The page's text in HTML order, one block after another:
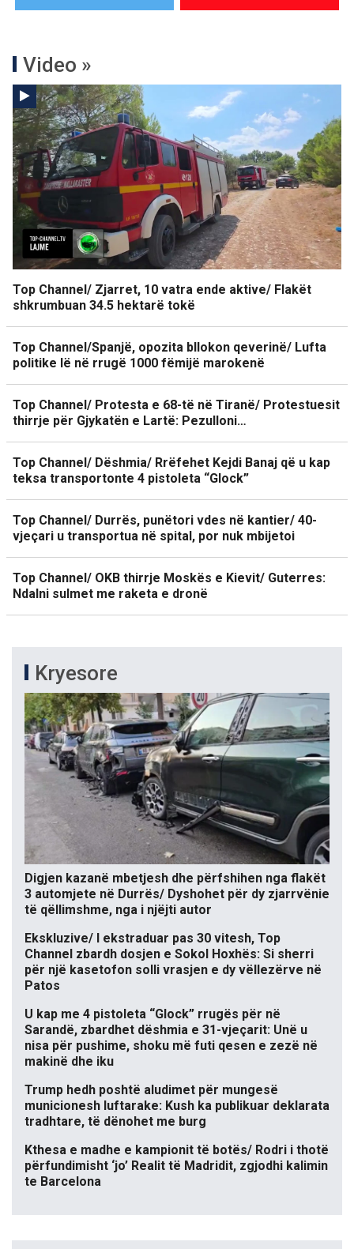
Video »
Top Channel/ Zjarret, 10 vatra ende aktive/ Flakët
shkrumbuan 34.5 hektarë tokë
Top Channel/Spanjë, opozita bllokon qeverinë/ Lufta
politike lë në rrugë 1000 fëmijë marokenë
Top Channel/ Protesta e 68-të në Tiranë/ Protestuesit
thirrje për Gjykatën e Lartë: Pezulloni…
Top Channel/ Dëshmia/ Rrëfehet Kejdi Banaj që u kap
teksa transportonte 4 pistoleta “Glock”
Top Channel/ Durrës, punëtori vdes në kantier/ 40-
vjeçari u transportua në spital, por nuk mbijetoi
Top Channel/ OKB thirrje Moskës e Kievit/ Guterres:
Ndalni sulmet me raketa e dronë
Kryesore
Digjen kazanë mbetjesh dhe përfshihen nga flakët
3 automjete në Durrës/ Dyshohet për dy zjarrvënie
të qëllimshme, nga i njëjti autor
Ekskluzive/ I ekstraduar pas 30 vitesh, Top
Channel zbardh dosjen e Sokol Hoxhës: Si sherri
për një kasetofon solli vrasjen e dy vëllezërve në
Patos
U kap me 4 pistoleta “Glock” rrugës për në
Sarandë, zbardhet dëshmia e 31-vjeçarit: Unë u
nisa për pushime, shoku më futi qesen e zezë në
makinë dhe iku
Trump hedh poshtë aludimet për mungesë
municionesh luftarake: Kush ka publikuar deklarata
tradhtare, të dënohet me burg
Kthesa e madhe e kampionit të botës/ Rodri i thotë
përfundimisht ‘jo’ Realit të Madridit, zgjodhi kalimin
te Barcelona